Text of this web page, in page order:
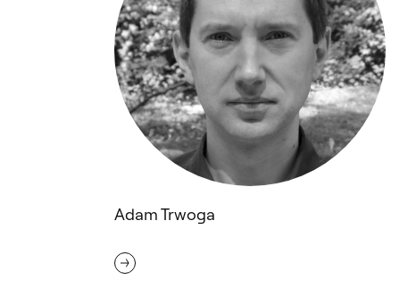
Adam Trwoga